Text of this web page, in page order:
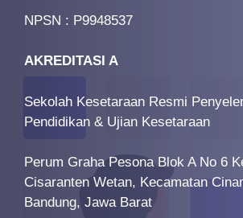
NPSN : P9948537
AKREDITASI A
Sekolah Kesetaraan Resmi
Pendidikan & Ujian Kesetaraan
Perum Graha Pesona Blok A No 6
Cisaranten Wetan, Kecamatan
Bandung, Jawa Barat